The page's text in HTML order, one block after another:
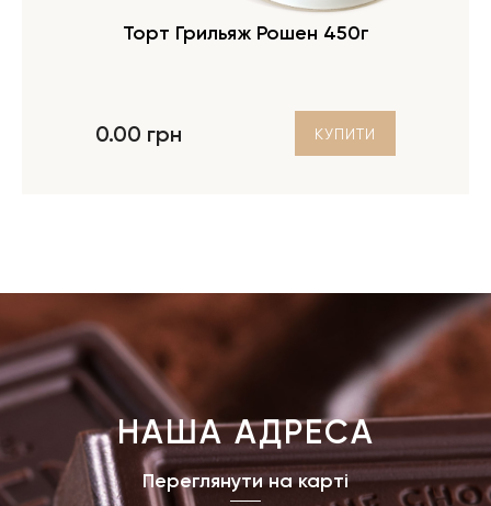
Торт Грильяж Рошен 450г
0.00 грн КУПИТИ
НАША АДРЕСА
Переглянути на карті